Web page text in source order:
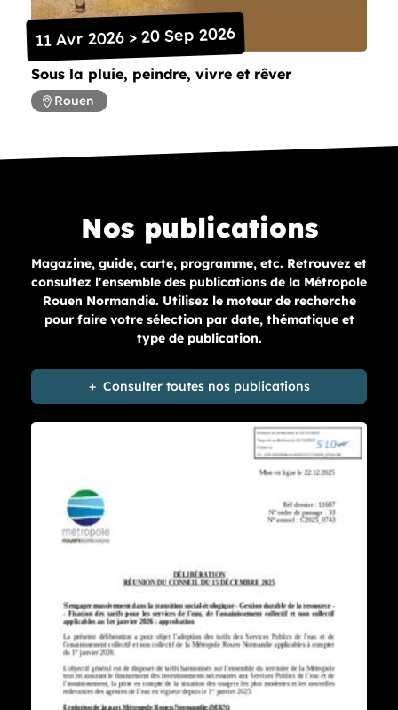
Sous la pluie, peindre, vivre et rêver
11 Avr 2026 > 20 Sep 2026
Rouen
Nos publications
Magazine, guide, carte, programme, etc. Retrouvez et
consultez l'ensemble des publications de la Métropole
Rouen Normandie. Utilisez le moteur de recherche
pour faire votre sélection par date, thématique et
type de publication.
Consulter toutes nos publications